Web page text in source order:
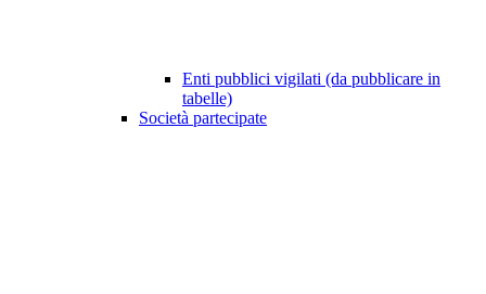
Enti pubblici vigilati (da pubblicare in
tabelle)
Società partecipate